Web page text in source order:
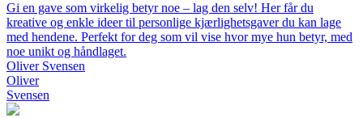
Gi en gave som virkelig betyr noe – lag den selv! Her får du
kreative og enkle ideer til personlige kjærlighetsgaver du kan lage
med hendene. Perfekt for deg som vil vise hvor mye hun betyr, med
noe unikt og håndlaget.
Oliver Svensen
Oliver
Svensen